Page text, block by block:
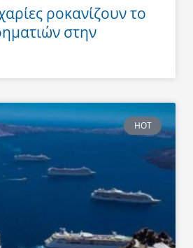
ροκανίζουν το
στην
HOT